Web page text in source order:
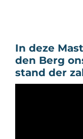
In deze
den Berg
stand der